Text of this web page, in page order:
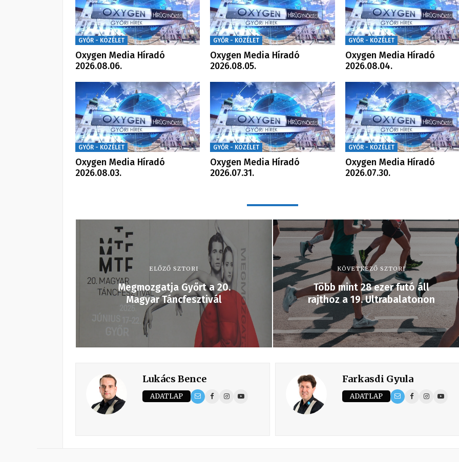
GYŐR - KÖZÉLET
Oxygen Media Híradó
2026.08.06.
GYŐR - KÖZÉLET
Oxygen Media Híradó
2026.08.05.
GYŐR - KÖZÉLET
Oxygen Media Híradó
2026.08.04.
GYŐR - KÖZÉLET
Oxygen Media Híradó
2026.08.03.
GYŐR - KÖZÉLET
Oxygen Media Híradó
2026.07.31.
GYŐR - KÖZÉLET
Oxygen Media Híradó
2026.07.30.
ELŐZŐ SZTORI
Megmozgatja Győrt a 20.
Magyar Táncfesztivál
KÖVETKEZŐ SZTORI
Több mint 28 ezer futó áll
rajthoz a 19. Ultrabalatonon
Lukács Bence
ADATLAP
Farkasdi Gyula
ADATLAP